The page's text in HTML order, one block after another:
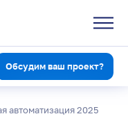
Обсудим ваш проект?
автоматизация 2025